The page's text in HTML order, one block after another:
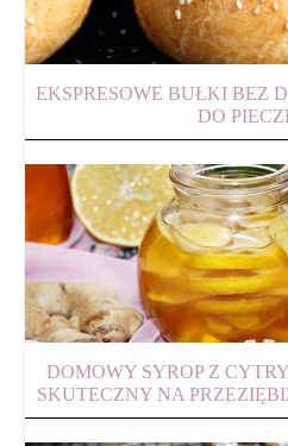
EKSPRESOWE BUŁKI BEZ
DO
DOMOWY SYROP Z
SKUTECZNY NA